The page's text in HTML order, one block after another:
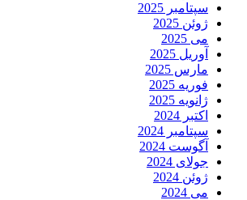
سپتامبر 2025
ژوئن 2025
می 2025
آوریل 2025
مارس 2025
فوریه 2025
ژانویه 2025
اکتبر 2024
سپتامبر 2024
آگوست 2024
جولای 2024
ژوئن 2024
می 2024